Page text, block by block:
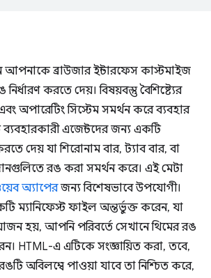
আপনাকে ব্রাউজার ইন্টারফেস কাস্টমাইজ
করতে দেয়। বিষয়বস্তু বৈশিষ্ট্যের
অপারেটিং সিস্টেম সমর্থন করে ব্যবহার
এজেন্টদের জন্য একটি
দেয় যা শিরোনাম বার, ট্যাব বার, বা
রঙ করা সমর্থন করে। এই মেটা
অ্যাপেরজন্য বিশেষভাবে উপযোগী।
ম্যানিফেস্ট ফাইল অন্তর্ভুক্ত করেন, যা
হয়, আপনি পরিবর্তে সেখানে থিমের রঙ
HTML-এ এটিকে সংজ্ঞায়িত করা, তবে,
অবিলম্বে পাওয়া যাবে তা নিশ্চিত করে,